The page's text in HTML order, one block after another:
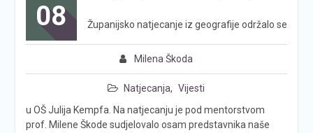
08
Milena Škoda
Natjecanja, Vijesti
Županijsko natjecanje iz geografije održalo se
u OŠ Julija Kempfa. Na natjecanju je pod mentorstvom
prof. Milene Škode sudjelovalo osam predstavnika naše